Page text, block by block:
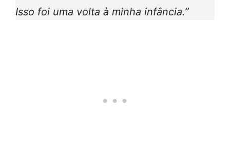
Isso foi uma volta à minha infância.”